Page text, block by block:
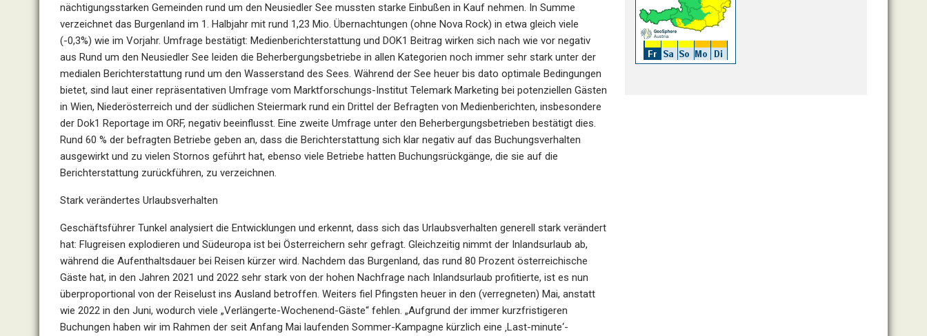
nächtigungsstarken Gemeinden rund um den Neusiedler See mussten starke Einbußen in Kauf nehmen. In Summe
verzeichnet das Burgenland im 1. Halbjahr mit rund 1,23 Mio. Übernachtungen (ohne Nova Rock) in etwa gleich viele
(-0,3%) wie im Vorjahr. Umfrage bestätigt: Medienberichterstattung und DOK1 Beitrag wirken sich nach wie vor negativ
aus Rund um den Neusiedler See leiden die Beherbergungsbetriebe in allen Kategorien noch immer sehr stark unter der
medialen Berichterstattung rund um den Wasserstand des Sees. Während der See heuer bis dato optimale Bedingungen
bietet, sind laut einer repräsentativen Umfrage vom Marktforschungs-Institut Telemark Marketing bei potenziellen Gästen
in Wien, Niederösterreich und der südlichen Steiermark rund ein Drittel der Befragten von Medienberichten, insbesondere
der Dok1 Reportage im ORF, negativ beeinflusst. Eine zweite Umfrage unter den Beherbergungsbetrieben bestätigt dies.
Rund 60 % der befragten Betriebe geben an, dass die Berichterstattung sich klar negativ auf das Buchungsverhalten
ausgewirkt und zu vielen Stornos geführt hat, ebenso viele Betriebe hatten Buchungsrückgänge, die sie auf die
Berichterstattung zurückführen, zu verzeichnen.
Stark verändertes Urlaubsverhalten
Geschäftsführer Tunkel analysiert die Entwicklungen und erkennt, dass sich das Urlaubsverhalten generell stark verändert
hat: Flugreisen explodieren und Südeuropa ist bei Österreichern sehr gefragt. Gleichzeitig nimmt der Inlandsurlaub ab,
während die Aufenthaltsdauer bei Reisen kürzer wird. Nachdem das Burgenland, das rund 80 Prozent österreichische
Gäste hat, in den Jahren 2021 und 2022 sehr stark von der hohen Nachfrage nach Inlandsurlaub profitierte, ist es nun
überproportional von der Reiselust ins Ausland betroffen. Weiters fiel Pfingsten heuer in den (verregneten) Mai, anstatt
wie 2022 in den Juni, wodurch viele „Verlängerte-Wochenend-Gäste“ fehlen. „Aufgrund der immer kurzfristigeren
Buchungen haben wir im Rahmen der seit Anfang Mai laufenden Sommer-Kampagne kürzlich eine ‚Last-minute‘-